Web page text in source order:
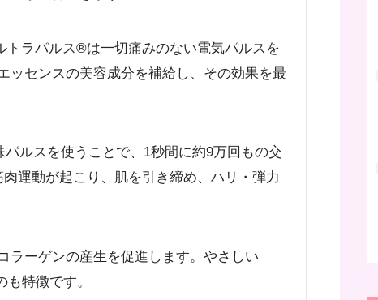
ラパルス®は一切痛みのない電気パルスを
ッセンスの美容成分を補給し、その効果を最
ルスを使うことで、1秒間に約9万回もの交
運動が起こり、肌を引き締め、ハリ・弾力
ラーゲンの産生を促進します。やさしい
特徴です。